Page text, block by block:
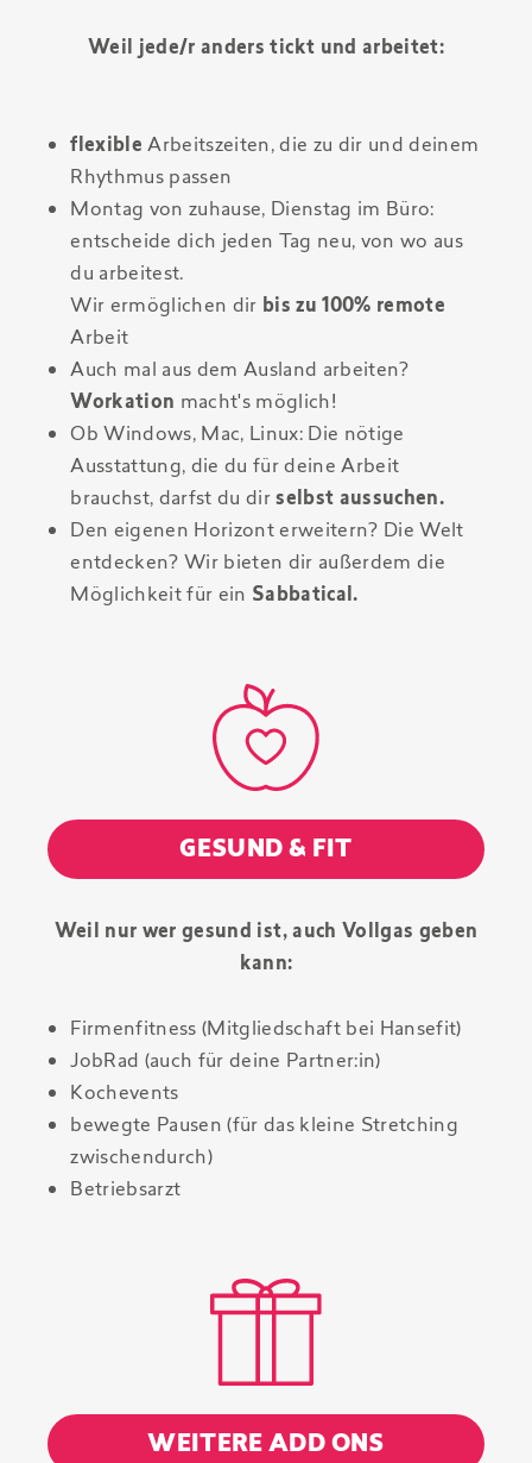
Weil jede/r anders tickt und arbeitet:
flexibleArbeitszeiten, die zu dir und deinem
Rhythmus passen
Montag von zuhause, Dienstag im Büro:
entscheide dich jeden Tag neu, von wo aus
du arbeitest.
Wir ermöglichen dir bis zu 100% remote
Arbeit
Auch mal aus dem Ausland arbeiten?
Workation macht's möglich!
Ob Windows, Mac, Linux: Die nötige
Ausstattung, die du für deine Arbeit
brauchst, darfst du dirselbst aussuchen.
Den eigenen Horizont erweitern? Die Welt
entdecken? Wir bieten dir außerdem die
Möglichkeit für ein Sabbatical.
GESUND & FIT
Weil nur wer gesund ist, auch Vollgas geben
kann:
Firmenfitness (Mitgliedschaft bei Hansefit)
JobRad (auch für deine Partner:in)
Kochevents
bewegte Pausen (für das kleine Stretching
zwischendurch)
Betriebsarzt
WEITERE ADD ONS